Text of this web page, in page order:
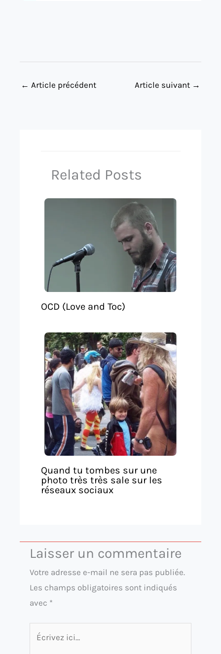
← Article précédent Article suivant →
Related Posts
OCD (Love and Toc)
Quand tu tombes sur une
photo très très sale sur les
réseaux sociaux
Laisser un commentaire
Votre adresse e-mail ne sera pas publiée.
Les champs obligatoires sont indiqués
avec *
Écrivez